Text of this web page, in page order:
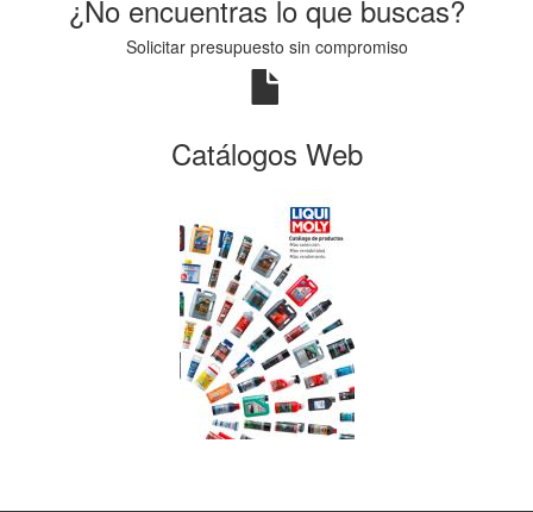
¿No encuentras lo que buscas?
Solicitar presupuesto sin compromiso
Catálogos Web